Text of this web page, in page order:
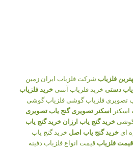
فلزیاب شرکت فلزیاب ایران زمین
دستی خرید فلزیاب آنتنی خرید فلزیاب
تصویری فلزیاب گوشی فلزیاب گوشی
اسکنر اسکنر تصویری گنج یاب تصویری
گوشی خرید گنج یاب ارزان خرید گنج یاب
ای خرید گنج یاب اصل خرید گنج یاب
قیمت فلزیاب قیمت انواع فلزیاب دفینه